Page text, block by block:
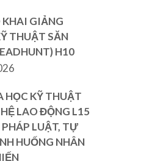
GIẢNG
THUẬT SĂN
H10
HỌC KỸ THUẬT
LAO ĐỘNG L15
LUẬT, TỰ
HUỐNG NHÂN